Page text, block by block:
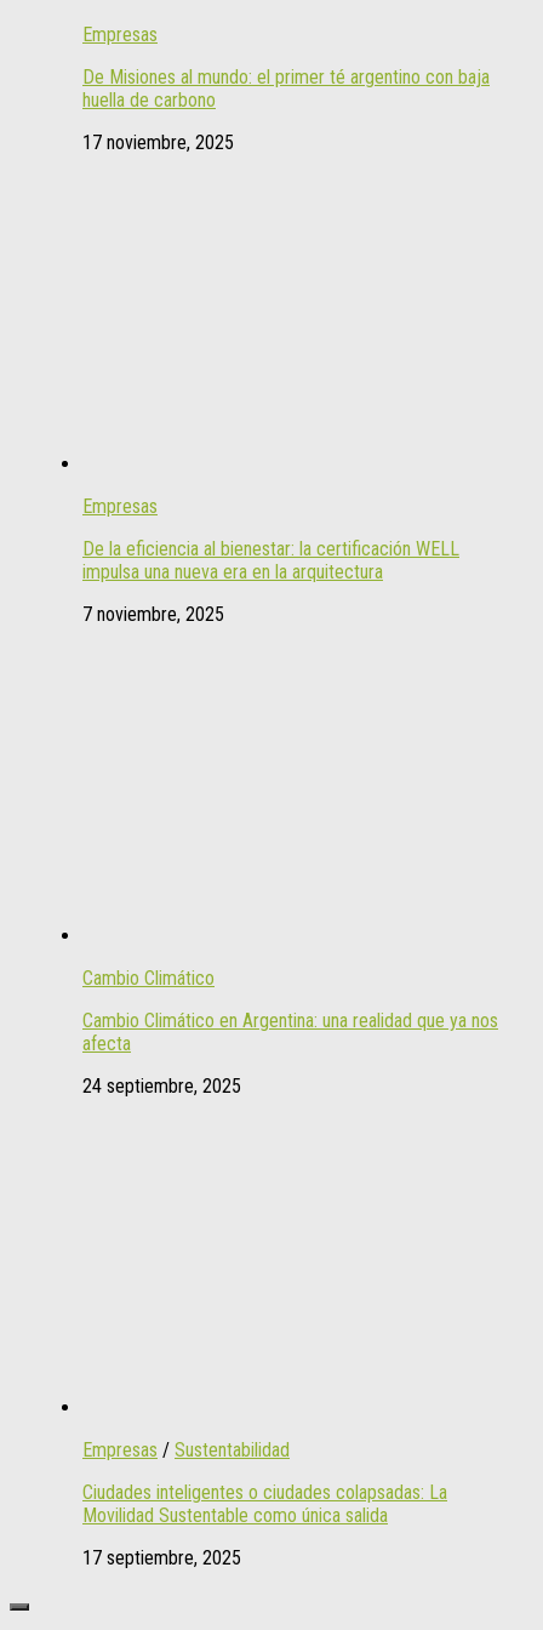
Empresas
De Misiones al mundo: el primer té argentino con baja
huella de carbono
17 noviembre, 2025
Empresas
De la eficiencia al bienestar: la certificación WELL
impulsa una nueva era en la arquitectura
7 noviembre, 2025
Cambio Climático
Cambio Climático en Argentina: una realidad que ya nos
afecta
24 septiembre, 2025
Empresas / Sustentabilidad
Ciudades inteligentes o ciudades colapsadas: La
Movilidad Sustentable como única salida
17 septiembre, 2025